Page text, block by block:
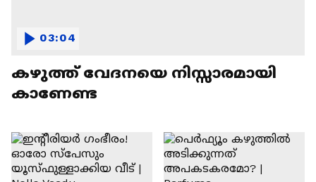
കഴുത്ത് വേദനയെ നിസ്സാരമായി
കാണേണ്ട
03:04